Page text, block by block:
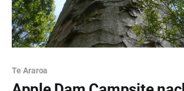
Te Araroa